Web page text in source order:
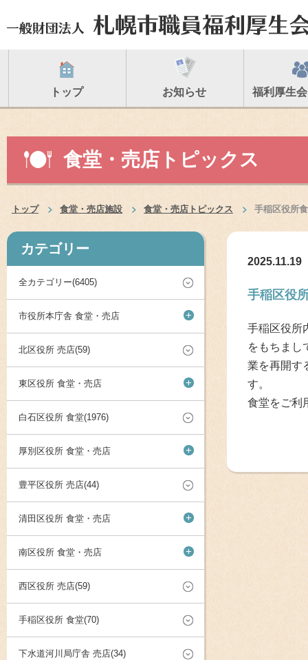
トップ お知らせ 福利厚生
食堂・売店トピックス
トップ 食堂・売店施設 食堂・売店トピックス 手稲区役所
カテゴリー
全カテゴリー(6405)
市役所本庁舎 食堂・売店 +
北区役所 売店(59)
東区役所 食堂・売店 +
白石区役所 食堂(1976)
厚別区役所 食堂・売店 +
豊平区役所 売店(44)
清田区役所 食堂・売店 +
南区役所 食堂・売店 +
西区役所 売店(59)
手稲区役所 食堂(70)
下水道河川局庁舎 売店(34)
2025.11.19
手稲区役
手稲区役所
をもちまし
業を再開す
す。
食堂をご利